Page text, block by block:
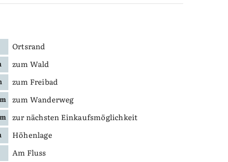
Ortsrand
zum Wald
zum Freibad
zum Wanderweg
zur nächsten Einkaufsmöglichkeit
Höhenlage
Am Fluss